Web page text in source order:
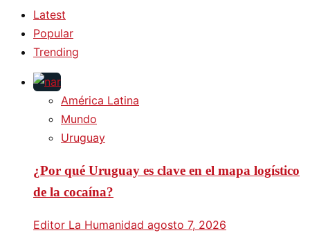
Latest
Popular
Trending
América Latina
Mundo
Uruguay
¿Por qué Uruguay es clave en el mapa logístico
de la cocaína?
Editor La Humanidad agosto 7, 2026